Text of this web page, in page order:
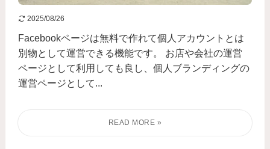
2025/08/26
Facebookページは無料で作れて個人アカウントとは
別物として運営できる機能です。 お店や会社の運営
ページとして利用しても良し、個人ブランディングの
運営ページとして...